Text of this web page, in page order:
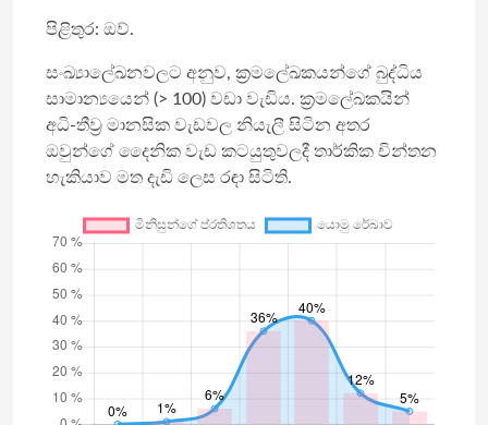
පිළිතුර: ඔව්.
සංඛ්‍යාලේඛනවලට අනුව, ක්‍රමලේඛකයන්ගේ බුද්ධිය
සාමාන්‍යයෙන් (> 100) වඩා වැඩිය. ක්‍රමලේඛකයින්
අධි-තීව්‍ර මානසික වැඩවල නියැලී සිටින අතර
ඔවුන්ගේ දෛනික වැඩ කටයුතුවලදී තාර්කික චින්තන
හැකියාව මත දැඩි ලෙස රඳා සිටිති.